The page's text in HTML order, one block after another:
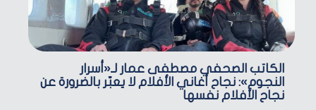
الكاتب الصحفي مصطفى عمار لـ«أسرار
النجوم»: نجاح أغاني الأفلام لا يعبّر بالضرورة عن
نجاح الأفلام نفسها